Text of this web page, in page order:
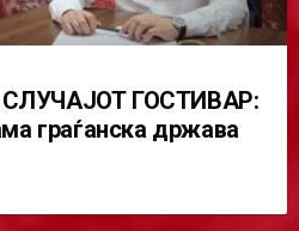
ГОСТИВАР:
граѓанска држава